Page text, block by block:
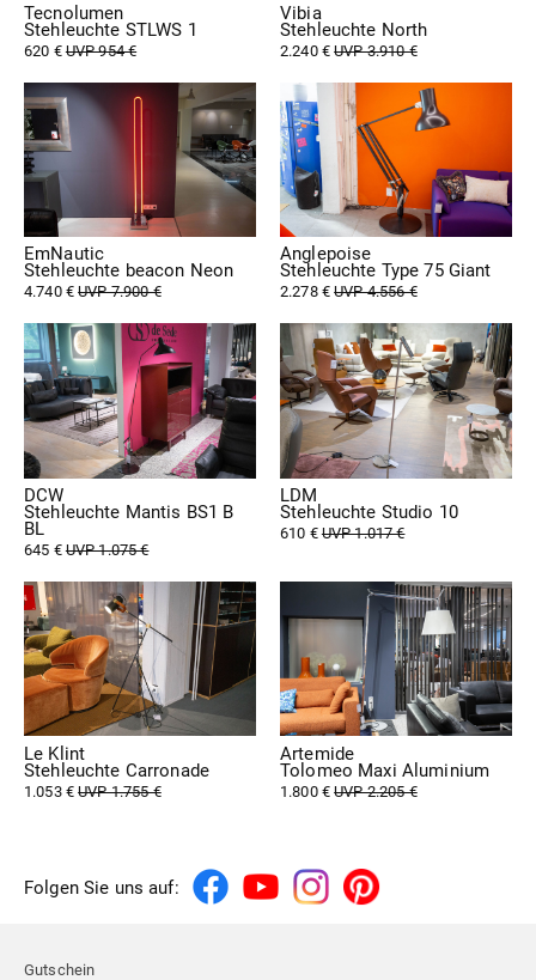
Tecnolumen
Stehleuchte STLWS 1
620 €UVP 954 €
Vibia
Stehleuchte North
2.240 €UVP 3.910 €
EmNautic
Stehleuchte beacon Neon
4.740 €UVP 7.900 €
Anglepoise
Stehleuchte Type 75 Giant
2.278 €UVP 4.556 €
DCW
Stehleuchte Mantis BS1 B
BL
645 €UVP 1.075 €
LDM
Stehleuchte Studio 10
610 €UVP 1.017 €
Le Klint
Stehleuchte Carronade
1.053 €UVP 1.755 €
Artemide
Tolomeo Maxi Aluminium
1.800 €UVP 2.205 €
Folgen Sie uns auf:
Gutschein